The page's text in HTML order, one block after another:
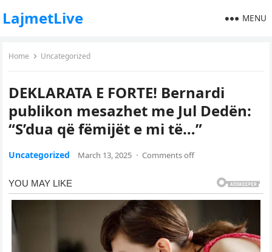
LajmetLive MENU
Home Uncategorized
DEKLARATA E FORTE! Bernardi
publikon mesazhet me Jul Dedën:
“S’dua që fëmijët e mi të…”
Uncategorized March 13, 2025 · Comments off